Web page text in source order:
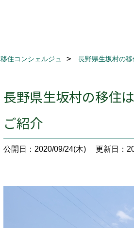
移住コンシェルジュ 長野県生坂村の
長野県生坂村の移住
ご紹介
公開日：2020/09/24(木) 更新日：